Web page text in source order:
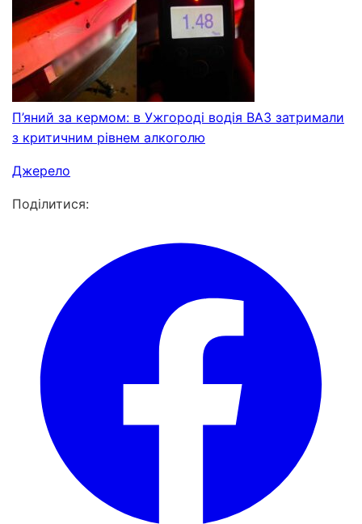
П’яний за кермом: в Ужгороді водія ВАЗ затримали
з критичним рівнем алкоголю
Джерело
Поділитися: